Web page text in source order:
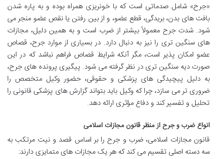
«جرح» شامل صدماتی است که با خونریزی همراه بوده و به پاره شدن
بافت های بدن، بریدگی، قطع عضو، و از بین رفتن یا نقص عضو منجر می
شود. شدت جرح معمولاً بیشتر از ضرب است و به همین دلیل، مجازات
های سنگین تری را نیز به دنبال دارد. در بسیاری از موارد جرح، قصاص
عضو امکان پذیر است، مگر آنکه شرایط قصاص فراهم نباشد که در این
صورت دیه سنگین تری در نظر گرفته می شود. پیگیری پرونده های جرح،
به دلیل پیچیدگی های پزشکی و حقوقی، حضور وکیل متخصص را
ضروری تر می سازد، چرا که وکیل باید بتواند گزارش های پزشکی قانونی را
تحلیل و تفسیر کند و دفاع مؤثری ارائه دهد.
انواع ضرب و جرح از منظر قانون مجازات اسلامی
قانون مجازات اسلامی، ضرب و جرح را بر اساس قصد و نیت مرتکب به
سه دسته اصلی تقسیم می کند که هر یک مجازات های متمایزی دارند: